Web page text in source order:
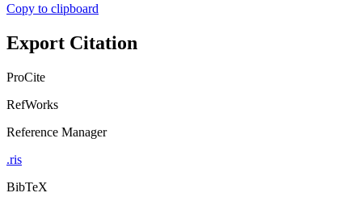
Copy to clipboard
Export Citation
ProCite
RefWorks
Reference Manager
.ris
BibTeX